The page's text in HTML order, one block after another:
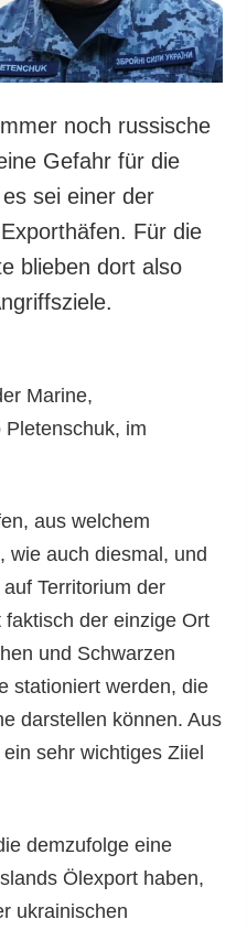
LEISTUNGEN
Abonnement
Fotobank
noch russische
Gefahr für die
sei einer der
Für die
blieben dort also
Marine,
im
aus welchem
wie auch diesmal, und
Territorium der
der einzige Ort
und Schwarzen
stationiert werden, die
darstellen können. Aus
sehr wichtiges Ziiel
demzufolge eine
Ölexport haben,
ukrainischen